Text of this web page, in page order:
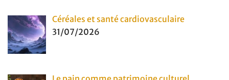
Céréales et santé cardiovasculaire
31/07/2026